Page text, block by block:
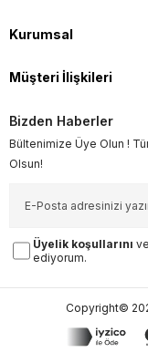
Kurumsal
Müşteri İlişkileri
Bizden Haberler
Bültenimize Üye Olun !
Olsun!
Üyelik koşullarını ve
ediyorum.
Copyright©